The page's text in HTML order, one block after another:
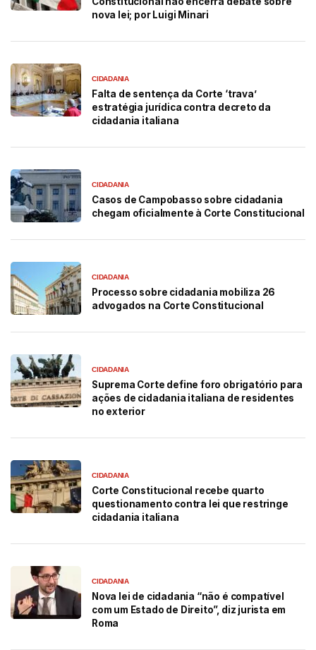
nova lei; por Luigi Minari
CIDADANIA
Falta de sentença da Corte ‘trava’
estratégia jurídica contra decreto da
cidadania italiana
CIDADANIA
Casos de Campobasso sobre cidadania
chegam oficialmente à Corte Constitucional
CIDADANIA
Processo sobre cidadania mobiliza 26
advogados na Corte Constitucional
CIDADANIA
Suprema Corte define foro obrigatório para
ações de cidadania italiana de residentes
no exterior
CIDADANIA
Corte Constitucional recebe quarto
questionamento contra lei que restringe
cidadania italiana
CIDADANIA
Nova lei de cidadania “não é compatível
com um Estado de Direito”, diz jurista em
Roma